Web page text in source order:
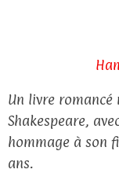
Un livre
Shakespeare,
hommage à son
ans.